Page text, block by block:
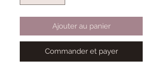
Ajouter au panier
Commander et payer